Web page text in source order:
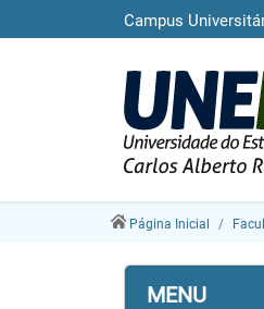
Campus
Página Inicial
MENU